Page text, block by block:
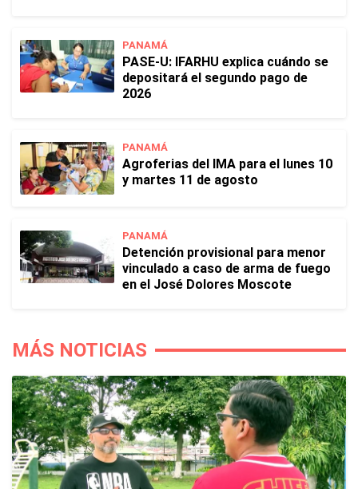
PANAMÁ
PASE-U: IFARHU explica cuándo se
depositará el segundo pago de
2026
PANAMÁ
Agroferias del IMA para el lunes 10
y martes 11 de agosto
PANAMÁ
Detención provisional para menor
vinculado a caso de arma de fuego
en el José Dolores Moscote
MÁS NOTICIAS